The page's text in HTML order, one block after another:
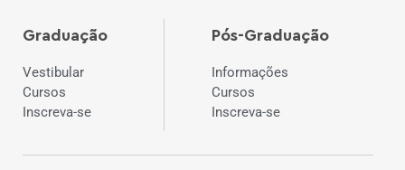
Graduação
Vestibular
Cursos
Inscreva-se
Pós-Graduação
Informações
Cursos
Inscreva-se